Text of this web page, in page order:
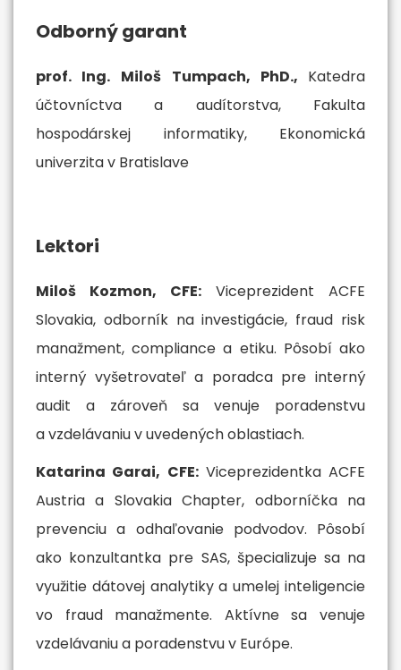
Odborný garant
prof. Ing. Miloš Tumpach, PhD., Katedra
účtovníctva a audítorstva, Fakulta
hospodárskej informatiky, Ekonomická
univerzita v Bratislave
Lektori
Miloš Kozmon, CFE: Viceprezident ACFE
Slovakia, odborník na investigácie, fraud risk
manažment, compliance a etiku. Pôsobí ako
interný vyšetrovateľ a poradca pre interný
audit a zároveň sa venuje poradenstvu
a vzdelávaniu v uvedených oblastiach.
Katarina Garai, CFE:Viceprezidentka ACFE
Austria a Slovakia Chapter, odborníčka na
prevenciu a odhaľovanie podvodov. Pôsobí
ako konzultantka pre SAS, špecializuje sa na
využitie dátovej analytiky a umelej inteligencie
vo fraud manažmente. Aktívne sa venuje
vzdelávaniu a poradenstvu v Európe.